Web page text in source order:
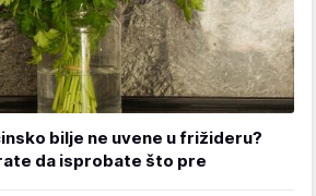
bilje ne uvene u frižideru?
da isprobate što pre